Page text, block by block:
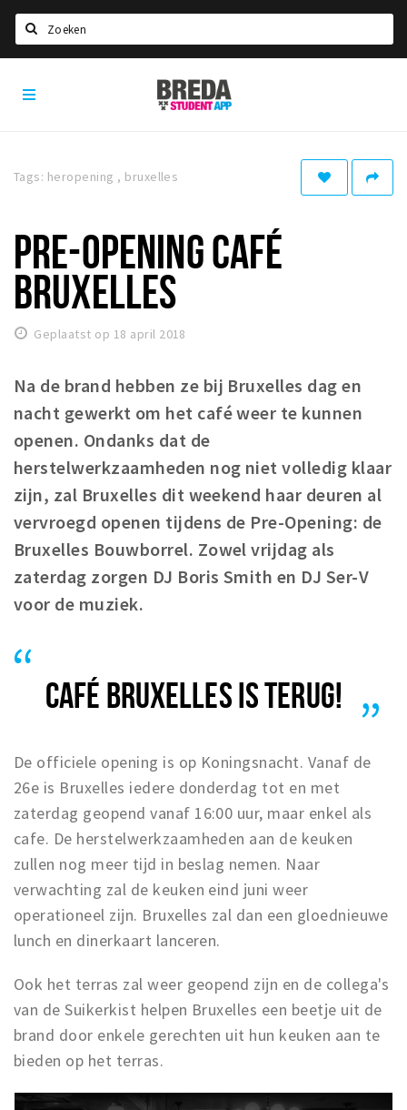
HOME
Studentenverenigingen
Studentenraad
Studentenroutes
New in town? Check FAQ!
WONEN
Woonruimte
Inschrijven gemeente
Zorgverzekering
Huisarts en eerste hulp
Q&A
KORTING
Breda Student Shop
VRIJE TIJD
Sport
Agenda
Musea, theaters & podia
Uitjes & activiteiten
Studentenroutes
Natuurgebieden
Party pics
Eten
Drinken
Slapen
Recreatief
Winkels
Breda
Student
Tags: heropening , bruxelles
PRE-OPENING CAFÉ
BRUXELLES
Geplaatst op 18 april 2018
Na de brand hebben ze bij Bruxelles dag en
nacht gewerkt om het café weer te kunnen
openen. Ondanks dat de
herstelwerkzaamheden nog niet volledig klaar
zijn, zal Bruxelles dit weekend haar deuren al
vervroegd openen tijdens de Pre-Opening: de
Bruxelles Bouwborrel. Zowel vrijdag als
zaterdag zorgen DJ Boris Smith en DJ Ser-V
voor de muziek.
CAFÉ BRUXELLES IS TERUG!
De officiele opening is op Koningsnacht. Vanaf de
26e is Bruxelles iedere donderdag tot en met
zaterdag geopend vanaf 16:00 uur, maar enkel als
cafe. De herstelwerkzaamheden aan de keuken
zullen nog meer tijd in beslag nemen. Naar
verwachting zal de keuken eind juni weer
operationeel zijn. Bruxelles zal dan een gloednieuwe
lunch en dinerkaart lanceren.
Ook het terras zal weer geopend zijn en de collega's
van de Suikerkist helpen Bruxelles een beetje uit de
brand door enkele gerechten uit hun keuken aan te
bieden op het terras.